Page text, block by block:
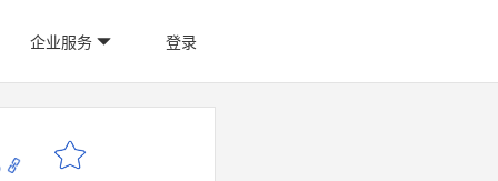
企业服务 登录